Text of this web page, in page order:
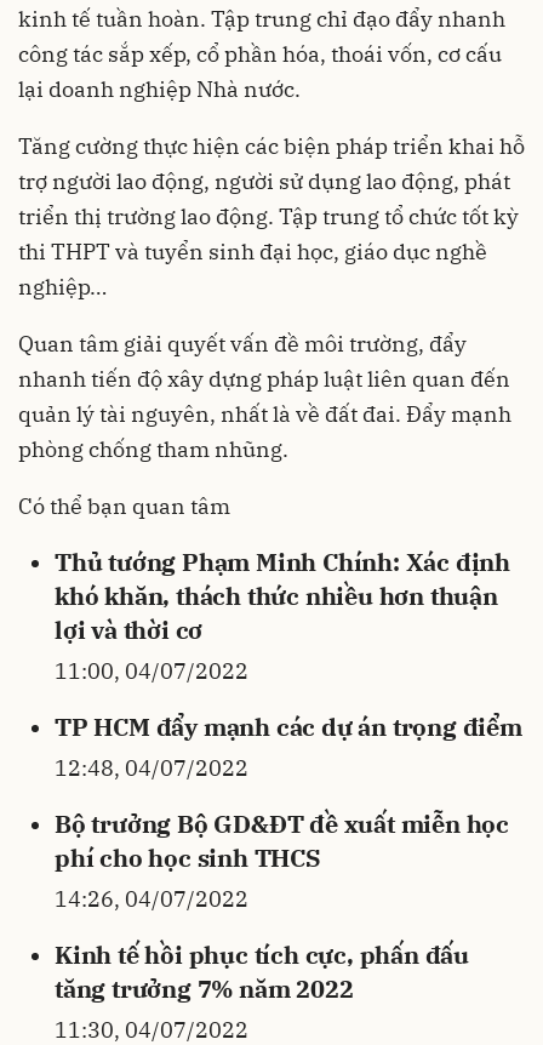
kinh tế tuần hoàn. Tập trung chỉ đạo đẩy nhanh
công tác sắp xếp, cổ phần hóa, thoái vốn, cơ cấu
lại doanh nghiệp Nhà nước.
Tăng cường thực hiện các biện pháp triển khai hỗ
trợ người lao động, người sử dụng lao động, phát
triển thị trường lao động. Tập trung tổ chức tốt kỳ
thi THPT và tuyển sinh đại học, giáo dục nghề
nghiệp…
Quan tâm giải quyết vấn đề môi trường, đẩy
nhanh tiến độ xây dựng pháp luật liên quan đến
quản lý tài nguyên, nhất là về đất đai. Đẩy mạnh
phòng chống tham nhũng.
Có thể bạn quan tâm
Thủ tướng Phạm Minh Chính: Xác định
khó khăn, thách thức nhiều hơn thuận
lợi và thời cơ
11:00, 04/07/2022
TP HCM đẩy mạnh các dự án trọng điểm
12:48, 04/07/2022
Bộ trưởng Bộ GD&ĐT đề xuất miễn học
phí cho học sinh THCS
14:26, 04/07/2022
Kinh tế hồi phục tích cực, phấn đấu
tăng trưởng 7% năm 2022
11:30, 04/07/2022